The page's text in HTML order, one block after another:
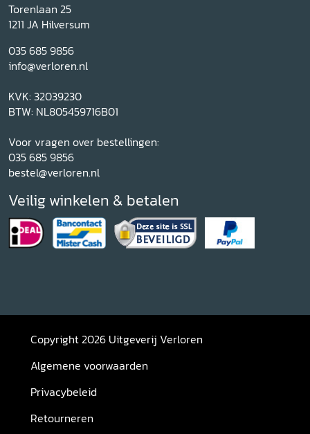
Torenlaan 25
1211 JA Hilversum
035 685 9856
info@verloren.nl
KVK: 32039230
BTW: NL805459716B01
Voor vragen over bestellingen:
035 685 9856
bestel@verloren.nl
Veilig winkelen & betalen
Copyright 2026 Uitgeverij Verloren
Algemene voorwaarden
Privacybeleid
Retourneren